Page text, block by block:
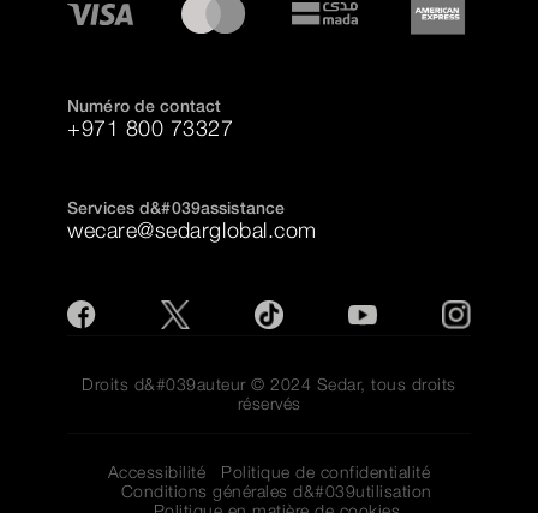
Numéro de contact
+971 800 73327
Services d&#039assistance
wecare@sedarglobal.com
Droits d&#039auteur © 2024 Sedar, tous droits
réservés
Accessibilité
Politique de confidentialité
Conditions générales d&#039utilisation